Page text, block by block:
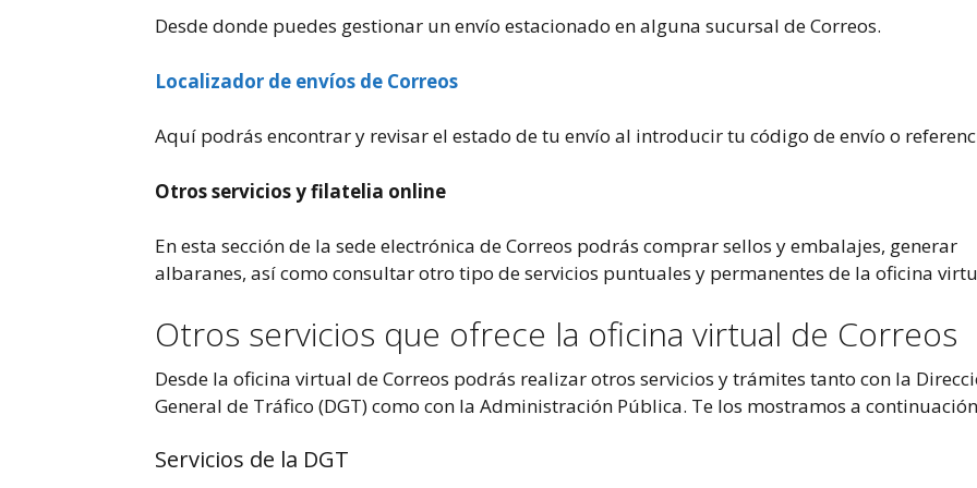
Desde donde puedes gestionar un envío estacionado en alguna sucursal de Correos.
Localizador de envíos de Correos
Aquí podrás encontrar y revisar el estado de tu envío al introducir tu código de envío o
Otros servicios y filatelia online
En esta sección de la sede electrónica de Correos podrás comprar sellos y embalajes, generar
albaranes, así como consultar otro tipo de servicios puntuales y permanentes de la oficina
Otros servicios que ofrece la oficina virtual de Correos
Desde la oficina virtual de Correos podrás realizar otros servicios y trámites tanto con la
General de Tráfico (DGT) como con la Administración Pública. Te los mostramos a
Servicios de la DGT